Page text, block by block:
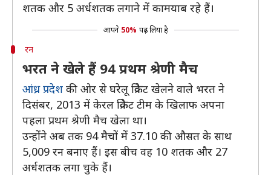
शतक और 5 अर्धशतक लगाने में कामयाब रहे हैं।
आपने 50% पढ़ लिया है
रन
भरत ने खेले हैं 94 प्रथम श्रेणी मैच
आंध्र प्रदेश की ओर से घरेलू क्रिकेट खेलने वाले भरत ने
दिसंबर, 2013 में केरल क्रिकेट टीम के खिलाफ अपना
पहला प्रथम श्रेणी मैच खेला था।
उन्होंने अब तक 94 मैचों में 37.10 की औसत के साथ
5,009 रन बनाए हैं। इस बीच वह 10 शतक और 27
अर्धशतक लगा चुके हैं।